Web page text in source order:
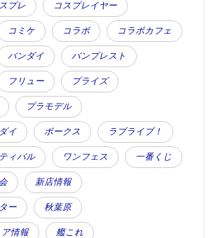
プレ コスプレイヤー
コミケ コラボ コラボカフェ
バンダイ バンプレスト
フリュー プライズ
プラモデル
イ ボークス ラブライブ！
ィバル ワンフェス 一番くじ
新店情報
ー 秋葉原
情報 艦これ